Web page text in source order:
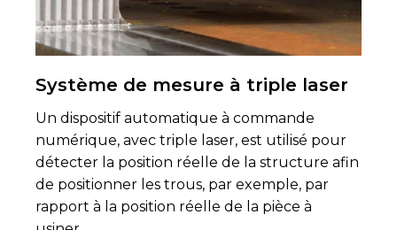
Système de mesure à triple laser
Un dispositif automatique à commande
numérique, avec triple laser, est utilisé pour
détecter la position réelle de la structure afin
de positionner les trous, par exemple, par
rapport à la position réelle de la pièce à